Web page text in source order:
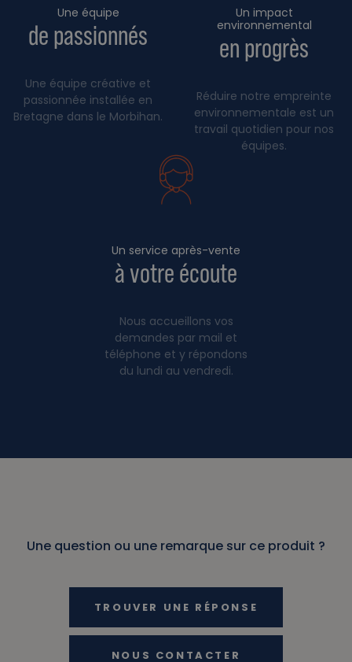
Une équipe
de passionnés
Une équipe créative et
passionnée installée en
Bretagne dans le Morbihan.
Un impact
environnemental
en progrès
Réduire notre empreinte
environnementale est un
travail quotidien pour nos
équipes.
Un service après-vente
à votre écoute
Nous accueillons vos
demandes par mail et
téléphone et y répondons
du lundi au vendredi.
Une question ou une remarque sur ce produit ?
TROUVER UNE RÉPONSE
NOUS CONTACTER